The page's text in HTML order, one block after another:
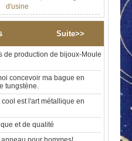
Bague en carbure de
tungstène argenté poli de 8
mm, incrustation centrale
d'opale bleue écrasée avec
bande de malachite
synthétique, alliance pour
intérieure personnalisée,
approvisionnement en vrac
OEM ODM, vente en gros
d'usin
Bague en carbure de
tungstène avec chevalière
carrée polie noire,
Suite>>
de production de bijoux-Moule
concevoir ma bague en
tungstène.
est l'art métallique en
et de qualité